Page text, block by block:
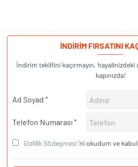
İNDİRİM FIRSATINI
İndirim teklifini kaçırmayın,
kapınızda!
Ad Soyad
Telefon Numarası
Gizlilik Sözleşmesi 'ni okudum ve